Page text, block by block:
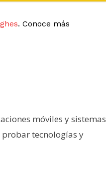
. Conoce más
móviles y sistemas
tecnologías y